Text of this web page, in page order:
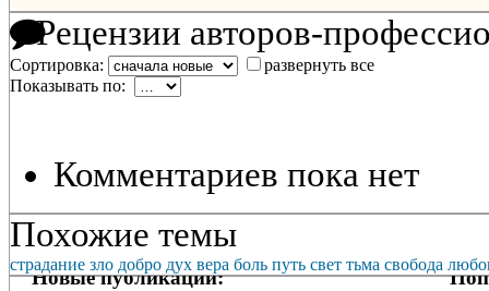
Рецензии авторов-
Сортировка:
развернуть все
Показывать по:
Комментариев пока нет
Похожие темы
страдание зло добро дух вера боль путь свет тьма свобода
Новые публикации: